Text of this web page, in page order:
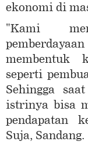
ekonomi di
"Kami
membentuk
seperti
Sehingga
istrinya bisa
pendapatan
Suja, Sandang.